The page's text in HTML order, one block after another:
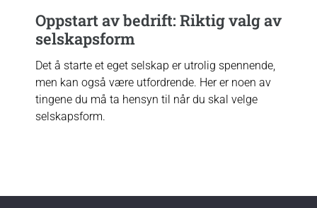
Oppstart av bedrift: Riktig valg av
selskapsform
Det å starte et eget selskap er utrolig spennende,
men kan også være utfordrende. Her er noen av
tingene du må ta hensyn til når du skal velge
selskapsform.